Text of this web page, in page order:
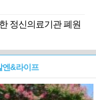
정신의료기관 폐원
엔&라이프